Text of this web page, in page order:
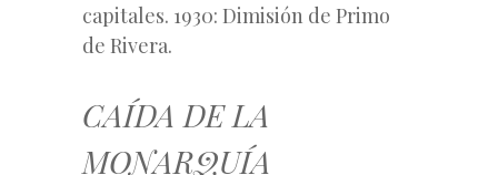
capitales. 1930: Dimisión de Primo
de Rivera.
CAÍDA DE LA
MONARQUÍA